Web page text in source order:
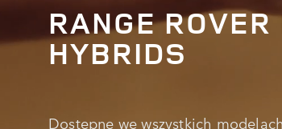
RANGE
HYBRIDS
Dostępne we wszystkich